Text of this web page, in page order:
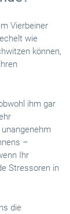
Vierbeiner
wie
können,
ihm gar
–
Ihr
Stressoren in
die